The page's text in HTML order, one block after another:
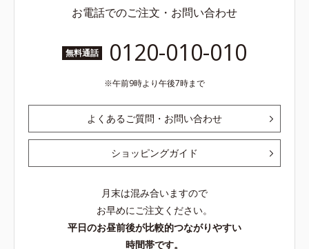
お電話でのご注文・お問い合わせ
無料通話 0120-010-010
午前9時より午後7時まで
よくあるご質問・お問い合わせ
ショッピングガイド
月末は混み合いますので
お早めにご注文ください。
平日のお昼前後が比較的つながりやすい
時間帯です。